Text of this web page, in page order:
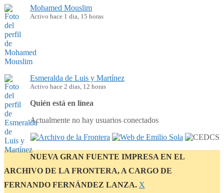
Mohamed Mouslim
Activo hace 1 dia, 15 horas
Esmeralda de Luis y Martínez
Activo hace 2 dias, 12 horas
Quién está en línea
Actualmente no hay usuarios conectados
NUEVA GRAN FUENTE IMPRESA EN EL
ARCHIVO DE LA FRONTERA, A CARGO DE
FERNANDO FERNÁNDEZ LANZA. Descartar
Χ